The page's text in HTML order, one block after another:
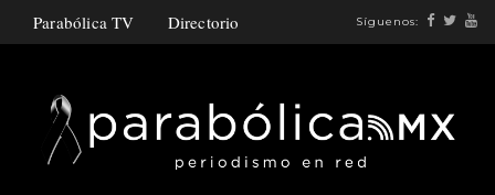
Parabólica TV Directorio Síguenos: